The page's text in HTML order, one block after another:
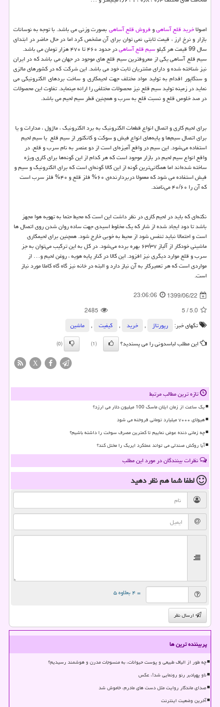
اصولاخرید قلع آساهیوفروش قلع آساهیبصورت وزنی می باشد. با توجه به نوسانات
بازار و نرخ ارز ، قیمت ثابتی نمی توان برای آن مشخص کرد اما در حال حاضر در ابتدای
سال 99 قیمت هر کیلو
سیم قلع آساهیدر حدود ۴۶۰ تا ۴۷۰ هزار تومان می باشد.
سیم قلع آساهی یکی از معروفترین سیم قلع های موجود در جهان می باشد که در ایران
نیز شناخته شده و دارای مشتریان ثابت خود می باشد. این شرکت که در کشورهای مالزی
و سنگاپور اقدام به تولید مواد مختلف جهت لحیمکاری و ساخت بردهای الکترونیکی می
نماید در زمینه تولید سیم قلع نیز محصولات مختلفی را ارائه مینماید. تفاوت این محصولات
در صد خلوص قلع و نسبت قلع به سرب و همچنین قطر سیم لحیم می باشد.
برای لحیم کاری و اتصال انواع قطعات الکترونیک به برد الکترونیک ، ماژول ، مدارات و یا
برای اتصال سیم‌ها و پایه‌های انواع فیش و سوکت و کانکتور از سیم قلع یا سیم لحیم
استفاده می‌شود. این سیم در واقع آمیزه‌ای است از دو عنصر به نام سرب و قلع. در
واقع انواع سیم لحیم در بازار موجود است که هر کدام از این گونه‌ها برای کاری ویژه
ساخته شده‌اند اما همگانی‌ترین گونه از این کالا گونه‌ای است که برای الکترونیک و سیم و
فیش استفاده می شود که معمولا دربردارنده‌ی۶۰% فلز قلع و۴۰%
فلز سرب است
که آن را ۴۰/۶۰می‌نامند.
نکته‌ای که باید در لحیم‌ کاری در نظر داشت این است که محیط حتما به تهویه هوا مجهز
باشد تا دود ایجاد شده از شار که یک مخلوط اسیدی جهت ساده روان شدن روی اتصال ها
است و احتمالا نباید تنفس شود از محیط به خوبی خارج شود. همچنین برای لحیمکاری
ماشینی خودکار از آلیاز۶۳/۳۷بهره برده می‌شود. در کل به این ترکیب می‌توان به جز
سرب و قلع موارد دیگری نیز افزود. این کالا در کنار پایه هویه ، روغن لحیم و… از
مواردی است که هر تعمیرکار به آن نیاز دارد و البته در خانه نیز گاه گاه کاملا مورد نیاز
است.
1399/06/22
23:06:06
5.0
/
5
2485
تگهای خبر:
رپورتاژ , خرید , كیفیت ,
ماشین
این مطلب لباسدونی را می پسندید؟
(1)
(0)
X
تازه ترین مطالب مرتبط
یک ساعت از زمان ایلان ماسک 100 میلیون دلار می ارزد؟
هیولای ۷۰۰۰ میلیارد تومانی فروخته می شود
چه زمانی دنده عوض نماییم تا کمترین مصرف سوخت را داشته باشیم؟
آیا روکش صندلی می تواند عملکرد ایربگ را مختل کند؟
نظرات بینندگان در مورد این مطلب
لطفا شما همنظر دهید
= ۴ بعلاوه ۵
ارسال نظر
پربیننده ترین ها
چه طور از الیاف طبیعی و پوست حیوانات، به منسوجات مدرن و هوشمند رسیدیم؟
ناو پهپادبر رنو رونمایی شد!، عکس
صدای ماندگار روایت مثل دست های مادرم، خاموش شد
آخرین وضعیت اینترنت